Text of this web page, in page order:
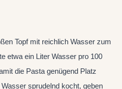
Topf mit reichlich Wasser zum
etwa ein Liter Wasser pro 100
die Pasta genügend Platz
sprudelnd kocht, geben